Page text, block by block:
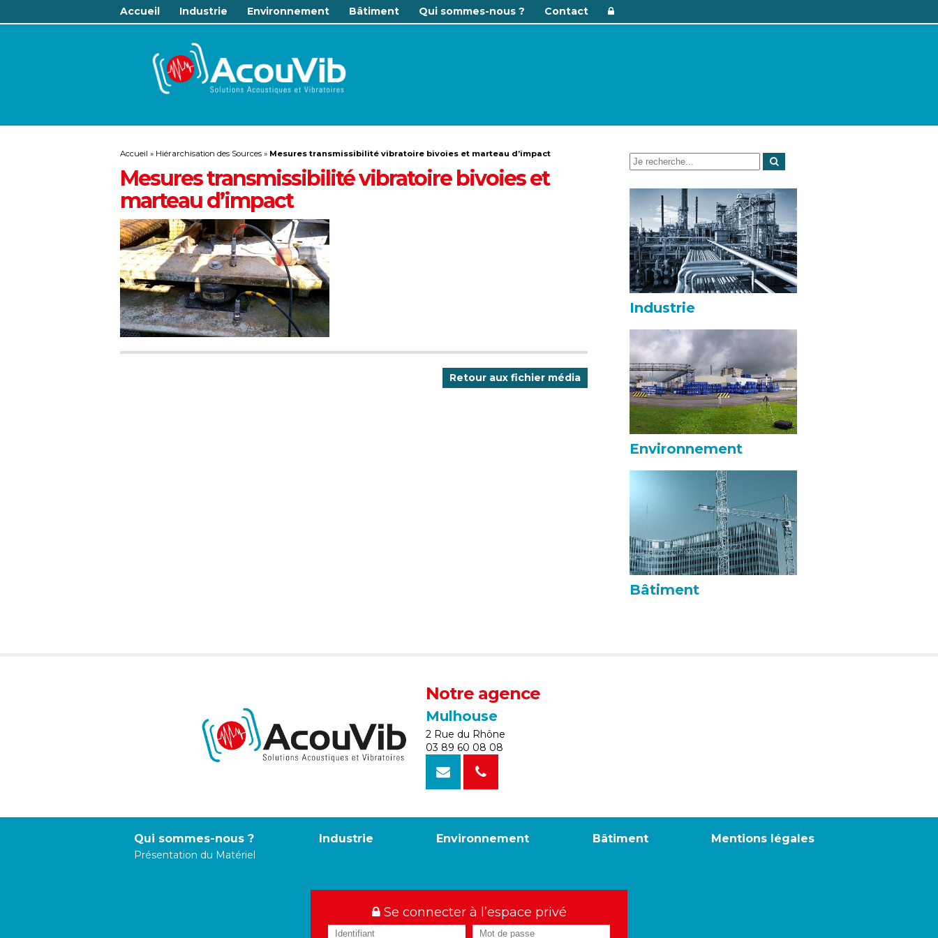
Accueil Industrie Environnement Bâtiment Qui sommes-nous ? Contact
Accueil » Hiérarchisation des Sources » Mesures transmissibilité vibratoire bivoies et marteau d’impact
Mesures transmissibilité vibratoire bivoies et
marteau d’impact
Retour aux fichier média
Industrie
Environnement
Bâtiment
Notre agence
Mulhouse
2 Rue du Rhône
03 89 60 08 08
Qui sommes-nous ?
Présentation du Matériel
Industrie Environnement Bâtiment Mentions légales
Se connecter à l’espace privé